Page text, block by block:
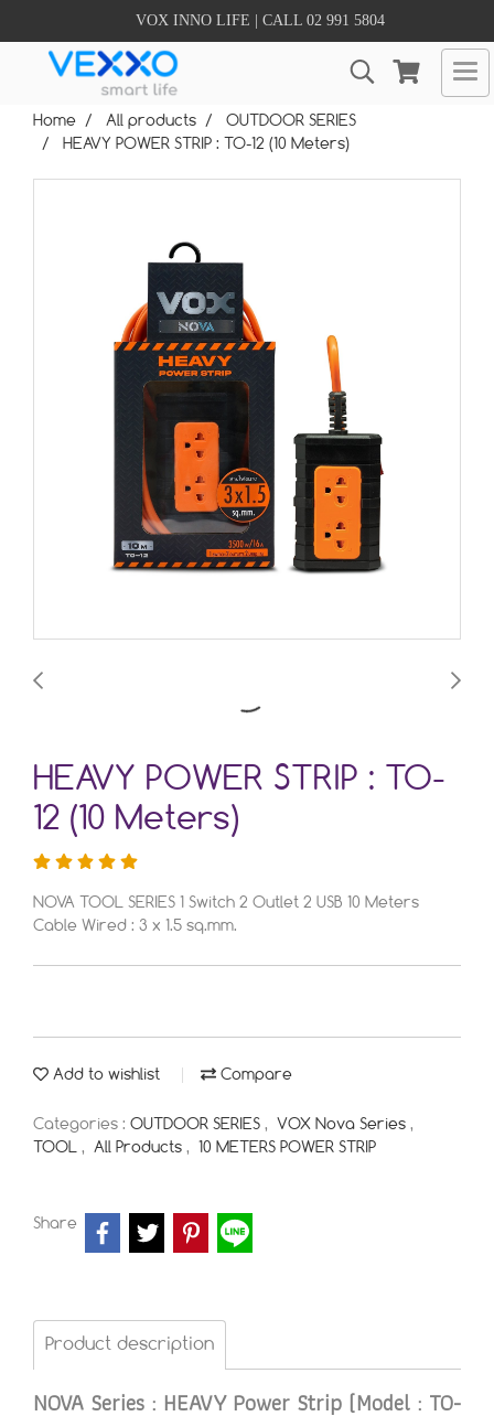
VOX INNO LIFE | CALL 02 991 5804
Home All products
OUTDOOR SERIES
HEAVY POWER STRIP : TO-12 (10 Meters)
HEAVY POWER STRIP : TO-
12 (10 Meters)
NOVA TOOL SERIES 1 Switch 2 Outlet 2 USB 10 Meters
Cable Wired : 3 x 1.5 sq.mm.
Add to wishlist Compare
Categories : OUTDOOR SERIES , VOX Nova Series ,
TOOL , All Products , 10 METERS POWER STRIP
Share
Product description
NOVA Series : HEAVY Power Strip (Model : TO-